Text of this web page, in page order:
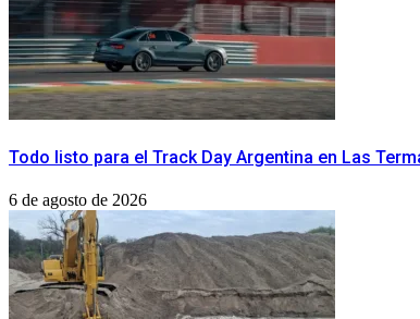
Todo listo para el Track Day Argentina en Las
6 de agosto de 2026